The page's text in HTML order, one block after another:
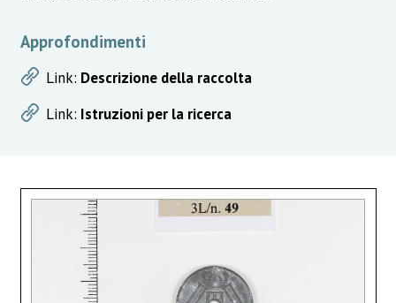
Approfondimenti
Link: Descrizione della raccolta
Link: Istruzioni per la ricerca